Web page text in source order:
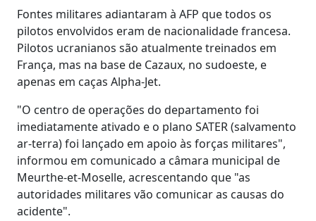
Fontes militares adiantaram à AFP que todos os
pilotos envolvidos eram de nacionalidade francesa.
Pilotos ucranianos são atualmente treinados em
França, mas na base de Cazaux, no sudoeste, e
apenas em caças Alpha-Jet.
"O centro de operações do departamento foi
imediatamente ativado e o plano SATER (salvamento
ar-terra) foi lançado em apoio às forças militares",
informou em comunicado a câmara municipal de
Meurthe-et-Moselle, acrescentando que "as
autoridades militares vão comunicar as causas do
acidente".